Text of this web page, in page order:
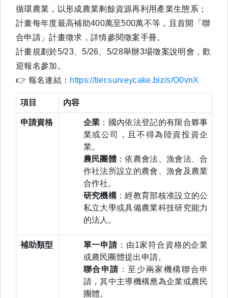
循環農業，以形成農業剩餘資源再利用產業生態系；
計畫每年度最高補助400萬至500萬不等，且首開「聯
合申請」計畫徵求，詳情參閱徵案手冊。
計畫規劃於5/23、5/26、5/28舉辦3場徵案說明會，歡
迎報名參加。
👉 報名連結： https://tier.surveycake.biz/s/O0vnX
項目 內容
申請資格 企業 ：國內依法登記的有限合夥事
業或公司，且不得為陸資投資企
業。
農民團體：依農會法、漁會法、合
作社法所設立的農會、漁會及農業
合作社。
研究機構：經教育部核准設立的公
私立大學或具備農業科技研究能力
的法人。
補助類型 單一申請：由1家符合資格的企業
或農民團體提出申請。
聯合申請 ：至少兩家機構聯合申
請，其中主導機構應為企業或農民
團體。